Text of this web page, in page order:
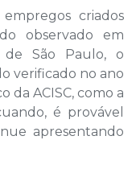
criados
observado em
São Paulo, o
verificado no ano
da ACISC, como a
é provável
apresentando